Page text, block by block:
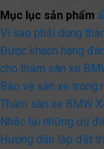
Mục lục sản phẩm
Vì sao phải dùng
Được khách hàng
cho thảm sàn xe
Bảo vệ sàn xe trong
Thảm sàn xe BMW
Nhắc lại những ưu
Hướng dẫn lắp đặt